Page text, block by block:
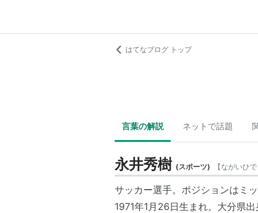
はてなブログ トップ
言葉の解説 ネットで話題
永井秀樹 (スポーツ) 【ながいひで
サッカー選手。ポジションはミッ
1971年1月26日生まれ。大分県